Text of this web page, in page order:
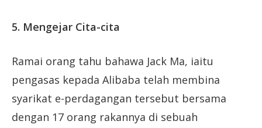
5. Mengejar Cita-cita
Ramai orang tahu bahawa Jack Ma, iaitu
pengasas kepada Alibaba telah membina
syarikat e-perdagangan tersebut bersama
dengan 17 orang rakannya di sebuah